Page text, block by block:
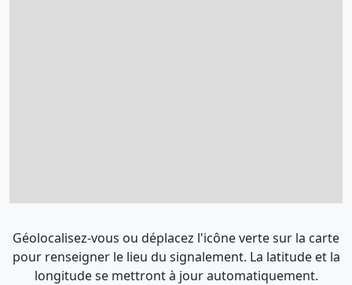
Géolocalisez-vous ou déplacez l'icône verte sur la carte
pour renseigner le lieu du signalement. La latitude et la
longitude se mettront à jour automatiquement.